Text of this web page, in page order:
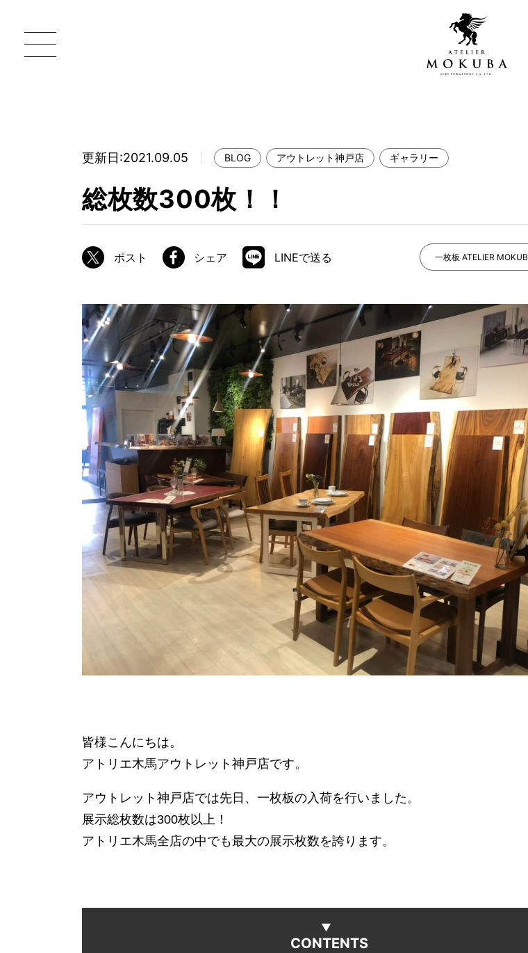
MOKUBA について
製造工程
加工技術
商品情報
ATELIER MOKUBAの一枚板テーブル
ATELIER MOKUBAの一枚板×異素材
特別なダイニングチェア
一枚板用のテーブル脚
樹種紹介
コーディネート集
メンテナンス方法
吉祥寺ギャラリー
名古屋ギャラリー
大阪梅田ギャラリー
アウトレット神戸店
大川ギャラリー【本店】
天神ギャラリー
公式オンラインストア
WEBカタログ
納
納
納
お客
コ
メ
更新日:2021.09.05 BLOG アウトレット神戸店 ギャラリー
総枚数300枚！！
ポスト シェア LINEで送る 一枚板 ATELIER
皆様こんにちは。
アトリエ木馬アウトレット神戸店です。
アウトレット神戸店では先日、一枚板の入荷を行いました。
展示総枚数は300枚以上！
アトリエ木馬全店の中でも最大の展示枚数を誇ります。
CONTENTS